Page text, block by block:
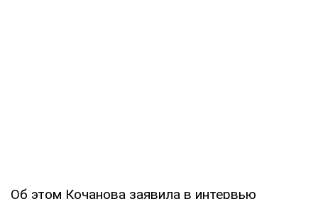
Об этом Кочанова заявила в интервью